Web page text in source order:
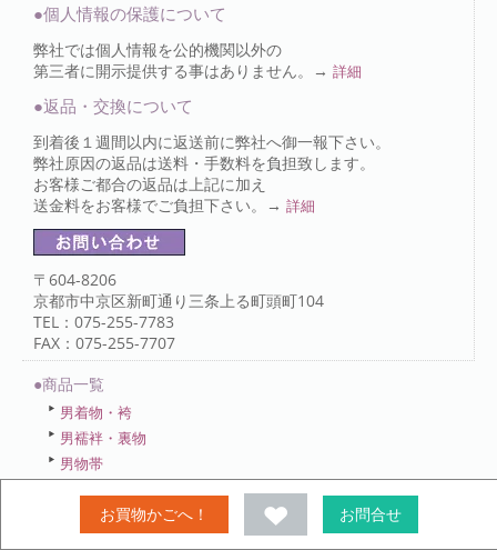
お買物かごへ！ お問合せ
●個人情報の保護について
弊社では個人情報を公的機関以外の
第三者に開示提供する事はありません。→ 詳細
●返品・交換について
到着後１週間以内に返送前に弊社へ御一報下さい。
弊社原因の返品は送料・手数料を負担致します。
お客様ご都合の返品は上記に加え
送金料をお客様でご負担下さい。→ 詳細
〒604-8206
京都市中京区新町通り三条上る町頭町104
TEL：075-255-7783
FAX：075-255-7707
●商品一覧
男着物・袴
男襦袢・裏物
男物帯
襦袢・裏物